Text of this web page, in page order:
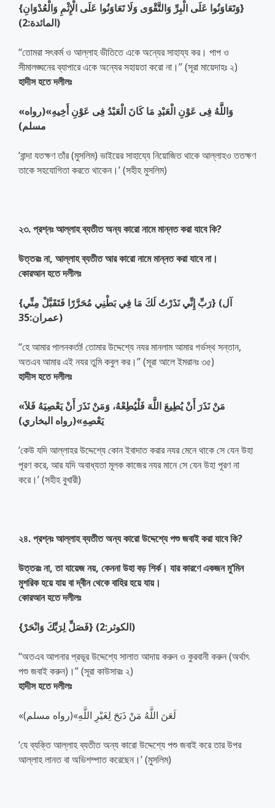
{وَتَعَاوَنُوا عَلَى الْبِرِّ وَالتَّقْوَى وَلَا تَعَاوَنُوا عَلَى الْإِثْمِ وَالْعُدْوَانِ}
(المائدة:2)
‘‘তোমরা সৎকর্ম ও আল্লাহ ভীতিতে একে অন্যের সাহায্য কর। পাপ ও
সীমালঙ্ঘনের ব্যাপারে একে অন্যের সহায়তা করো না।’’ (সূরা মায়েদাহঃ ২)
হাদীস হতে দলীলঃ
«وَاللَّهُ فِى عَوْنِ الْعَبْدِ مَا كَانَ الْعَبْدُ فِى عَوْنِ أَخِيهِ»(رواه
مسلم)
‘বান্দা যতক্ষণ তাঁর (মুসলিম) ভাইয়ের সাহায্যে নিয়োজিত থাকে আল্লাহও ততক্ষণ
তাকে সহযোগিতা করতে থাকেন।’ (সহীহ মুসলিম)
২৩. প্রশ্নঃ আল্লাহ ব্যতীত অন্য কারো নামে মান্নত করা যাবে কি?
উত্তরঃ না, আল্লাহ ব্যতীত আর কারো নামে মান্নত করা যাবে না।
কোরআন হতে দলীলঃ
{رَبِّ إِنِّي نَذَرْتُ لَكَ مَا فِي بَطْنِي مُحَرَّرًا فَتَقَبَّلْ مِنِّي} (آل
عمران:35)
‘‘হে আমার পালনকর্তা! তোমার উদ্দেশ্যে নযর মানলাম আমার গর্ভস্থ সন্তান,
অতএব আমার এই নযর তুমি কবুল কর।’’ (সূরা আলে ইমরানঃ ৩৫)
হাদীস হতে দলীলঃ
«مَنْ نَذَرَ أَنْ يُطِيعَ اللَّهَ فَلْيُطِعْهُ، وَمَنْ نَذَرَ أَنْ يَعْصِيَهُ فَلاَ
يَعْصِهِ»(رواه البخاري)
‘কেউ যদি আল্লাহর উদ্দেশ্যে কোন ইবাদাত করার নযর মেনে থাকে সে যেন উহা
পূরণ করে, আর যদি অবাধ্যতা মূলক কাজের নযর মানে সে যেন উহা পূরণ না
করে।’ (সহীহ বুখারী)
২৪. প্রশ্নঃ আল্লাহ ব্যতীত অন্য কারো উদ্দেশ্যে পশু জবাই করা যাবে কি?
উত্তরঃ না, তা যায়েজ নয়, কেননা উহা বড় শির্ক। যার কারণে একজন মু’মিন
মুশরিক হয়ে যায় বা দ্বীন থেকে বাহির হয়ে যায়।
কোরআন হতে দলীলঃ
{فَصَلِّ لِرَبِّكَ وَانْحَرْ} (الكوثر:2)
‘‘অতএব আপনার প্রভূর উদ্দেশ্যে সালাত আদায় করুন ও কুরবানী করুন (অর্থাৎ
পশু জবাই করুন)।’’ (সূরা কাউসারঃ ২)
হাদীস হতে দলীলঃ
«لَعَنَ اللَّهُ مَنْ ذَبَحَ لِغَيْرِ اللَّهِ»(رواه مسلم)
‘যে ব্যক্তি আল্লাহ ব্যতীত অন্য কারো উদ্দেশ্যে পশু জবাই করে তার উপর
আল্লাহ লানত বা অভিশম্পাত করেছেন।’ (মুসলিম)